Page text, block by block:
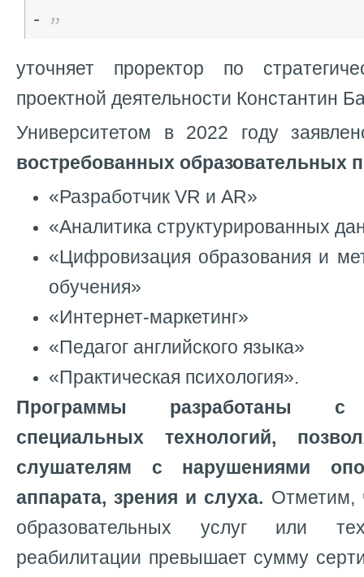
-
уточняет проректор по
проектной деятельности Константин
Университетом в 2022 году
востребованных образовательных
«Разработчик VR и AR»
«Аналитика структурированных
«Цифровизация образования и
обучения»
«Интернет-маркетинг»
«Педагог английского языка»
«Практическая психология».
Программы разработаны с
специальных технологий,
слушателям с нарушениями
аппарата, зрения и слуха. Отметим,
образовательных услуг или
реабилитации превышает сумму